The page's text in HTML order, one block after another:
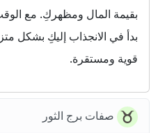
بقيمة المال ومظهركِ. مع
بدأ في الانجذاب إليكِ بشكل
قوية ومستقرة.
صفات برج الثور